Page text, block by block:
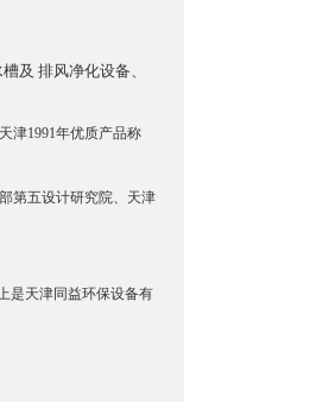
及 排风净化设备、
津1991年优质产品称
第五设计研究院、天津
是天津同益环保设备有